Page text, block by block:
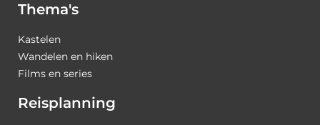
Thema's
Kastelen
Wandelen en hiken
Films en series
Reisplanning